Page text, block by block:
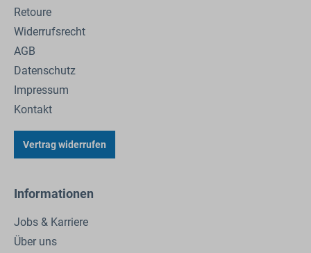
Retoure
Widerrufsrecht
AGB
Datenschutz
Impressum
Kontakt
Vertrag widerrufen
Informationen
Jobs & Karriere
Über uns